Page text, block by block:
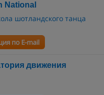
National
шотландского танца
по E-mail
движения